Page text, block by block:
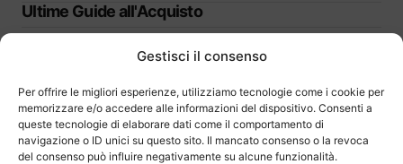
Gestisci il consenso
Per offrire le migliori esperienze, utilizziamo tecnologie come i cookie per
memorizzare e/o accedere alle informazioni del dispositivo. Consenti a
queste tecnologie di elaborare dati come il comportamento di
navigazione o ID unici su questo sito. Il mancato consenso o la revoca
del consenso può influire negativamente su alcune funzionalità.
Ultime Guide all'Acquisto
Migliori Chromebook: Guida completa
all’acquisto